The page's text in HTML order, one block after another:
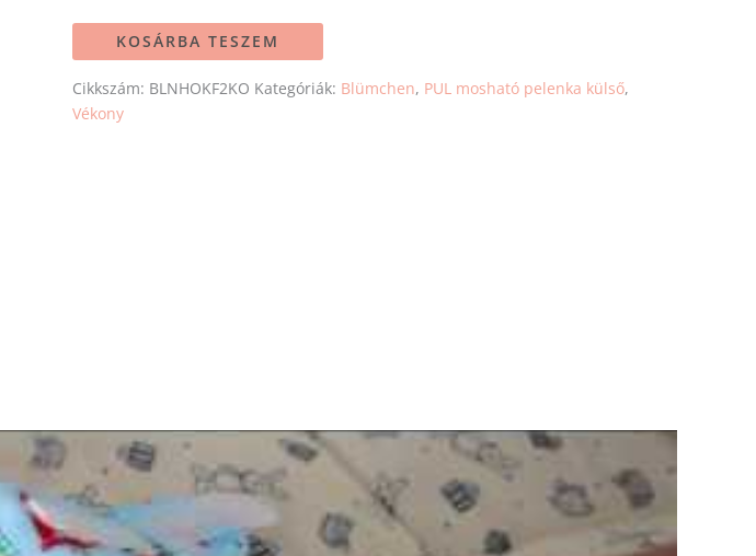
KOSÁRBA TESZEM
Cikkszám: BLNHOKF2KO Kategóriák: Blümchen, PUL mosható pelenka külső,
Vékony